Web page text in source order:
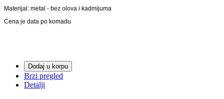
Materijal: metal - bez olova i kadmijuma
Cena je data po komadu
Dodaj u korpu
Brzi pregled
Detalji